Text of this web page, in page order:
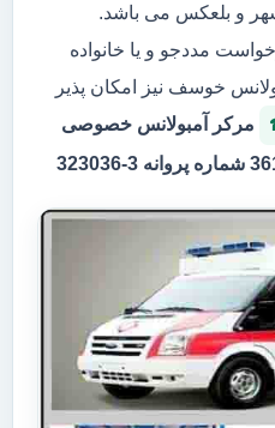
و بلعکس می باشد.
مددجو و یا خانواده
خوسف نیز امکان پذیر
مرکر آمبولانس خصوصی